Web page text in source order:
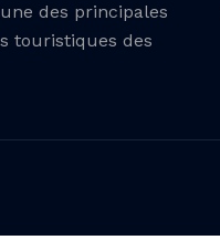
des principales
touristiques des